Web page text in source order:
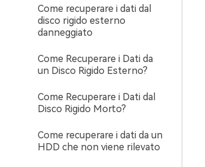
Come recuperare i dati dal
disco rigido esterno
danneggiato
Come Recuperare i Dati da
un Disco Rigido Esterno?
Come Recuperare i Dati dal
Disco Rigido Morto?
Come recuperare i dati da un
HDD che non viene rilevato